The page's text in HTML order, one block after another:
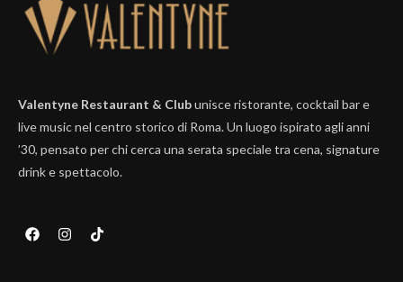
Valentyne Restaurant & Clubunisce ristorante, cocktail bar e
live music nel centro storico di Roma. Un luogo ispirato agli anni
’30, pensato per chi cerca una serata speciale tra cena, signature
drink e spettacolo.